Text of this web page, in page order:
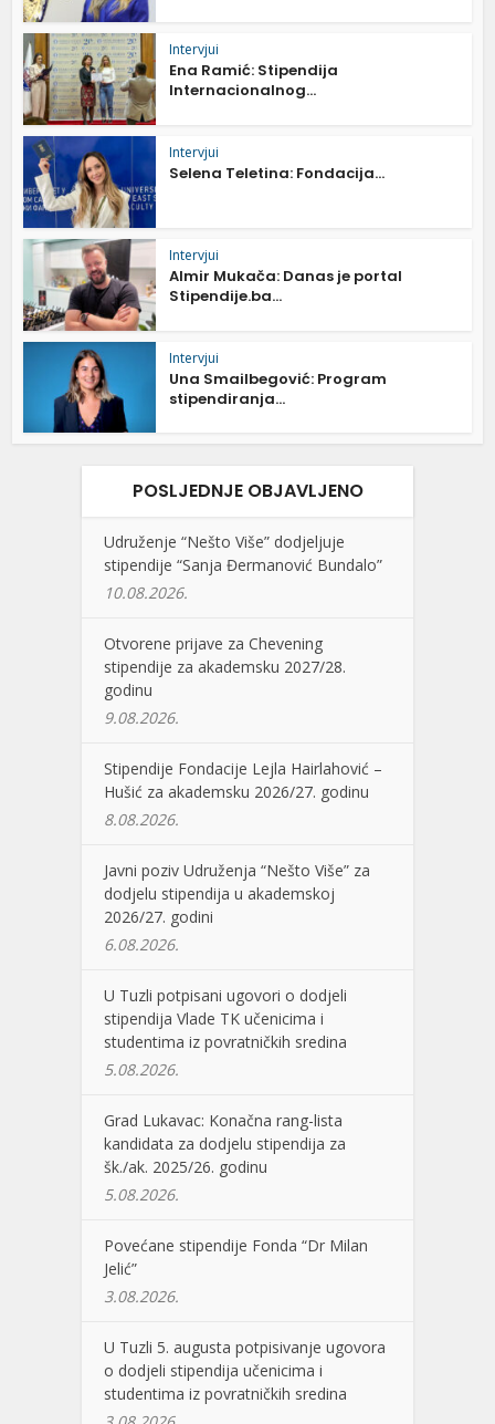
Intervjui
Ena Ramić: Stipendija
Internacionalnog...
Intervjui
Selena Teletina: Fondacija...
Intervjui
Almir Mukača: Danas je portal
Stipendije.ba...
Intervjui
Una Smailbegović: Program
stipendiranja...
POSLJEDNJE OBJAVLJENO
Udruženje “Nešto Više” dodjeljuje
stipendije “Sanja Đermanović Bundalo”
10.08.2026.
Otvorene prijave za Chevening
stipendije za akademsku 2027/28.
godinu
9.08.2026.
Stipendije Fondacije Lejla Hairlahović –
Hušić za akademsku 2026/27. godinu
8.08.2026.
Javni poziv Udruženja “Nešto Više” za
dodjelu stipendija u akademskoj
2026/27. godini
6.08.2026.
U Tuzli potpisani ugovori o dodjeli
stipendija Vlade TK učenicima i
studentima iz povratničkih sredina
5.08.2026.
Grad Lukavac: Konačna rang-lista
kandidata za dodjelu stipendija za
šk./ak. 2025/26. godinu
5.08.2026.
Povećane stipendije Fonda “Dr Milan
Jelić”
3.08.2026.
U Tuzli 5. augusta potpisivanje ugovora
o dodjeli stipendija učenicima i
studentima iz povratničkih sredina